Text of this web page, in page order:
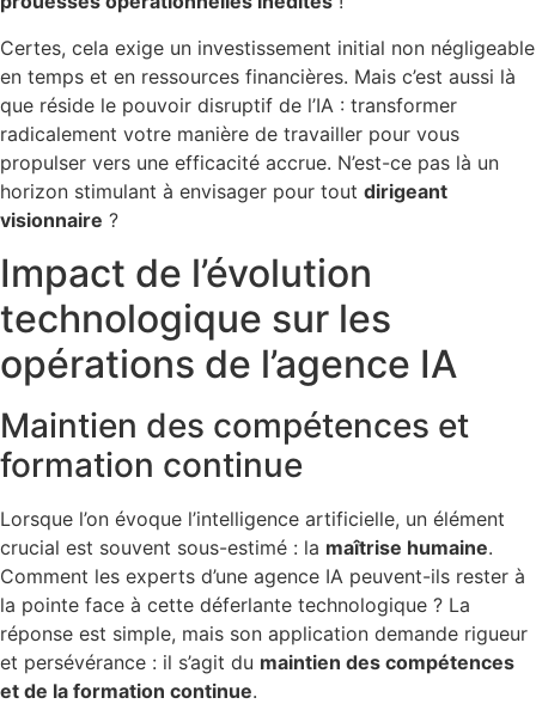
Certes, cela exige un investissement initial non négligeable
en temps et en ressources financières. Mais c’est aussi là
que réside le pouvoir disruptif de l’IA : transformer
radicalement votre manière de travailler pour vous
propulser vers une efficacité accrue. N’est-ce pas là un
horizon stimulant à envisager pour tout dirigeant
visionnaire ?
Impact de l’évolution
technologique sur les
opérations de l’agence IA
Maintien des compétences et
formation continue
Lorsque l’on évoque l’intelligence artificielle, un élément
crucial est souvent sous-estimé : la maîtrise humaine.
Comment les experts d’une agence IA peuvent-ils rester à
la pointe face à cette déferlante technologique ? La
réponse est simple, mais son application demande rigueur
et persévérance : il s’agit du maintien des compétences
et de la formation continue.